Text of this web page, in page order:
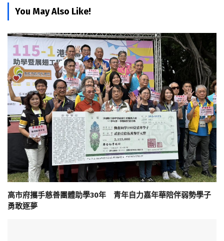
You May Also Like!
高市府攜手慈善團體助學30年 青年自力嘉年華陪伴弱勢學子
勇敢逐夢